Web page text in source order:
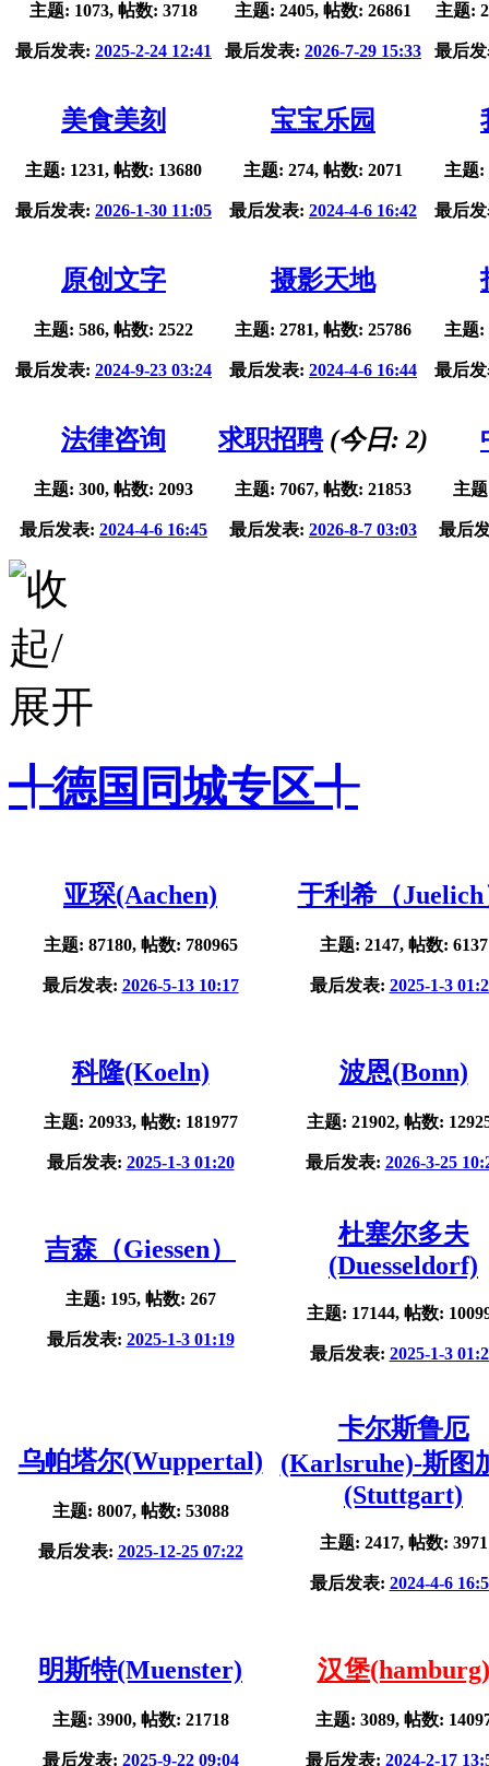
主题: 1073, 帖数: 3718
最后发表: 2025-2-24 12:41
主题: 2405, 帖数: 26861
最后发表: 2026-7-29 15:33
主题:
最后
美食美刻
主题: 1231, 帖数: 13680
最后发表: 2026-1-30 11:05
宝宝乐园
主题: 274, 帖数: 2071
最后发表: 2024-4-6 16:42
主题:
最后
原创文字
主题: 586, 帖数: 2522
最后发表: 2024-9-23 03:24
摄影天地
主题: 2781, 帖数: 25786
最后发表: 2024-4-6 16:44
主题:
最后
法律咨询
主题: 300, 帖数: 2093
最后发表: 2024-4-6 16:45
求职招聘(今日: 2)
主题: 7067, 帖数: 21853
最后发表: 2026-8-7 03:03
主
最后
╃德国同城专区╃
亚琛(Aachen)
主题: 87180, 帖数: 780965
最后发表: 2026-5-13 10:17
于利希（Juelich
主题: 2147, 帖数: 6137
最后发表: 2025-1-3
科隆(Koeln)
主题: 20933, 帖数: 181977
最后发表: 2025-1-3 01:20
波恩(Bonn)
主题: 21902, 帖数:
最后发表: 2026-3-25
吉森（Giessen）
主题: 195, 帖数: 267
最后发表: 2025-1-3 01:19
杜塞尔多夫
(Duesseldorf)
主题: 17144, 帖数:
最后发表: 2025-1-3
乌帕塔尔(Wuppertal)
主题: 8007, 帖数: 53088
最后发表: 2025-12-25 07:22
卡尔斯鲁厄
(Karlsruhe)-斯图
(Stuttgart)
主题: 2417, 帖数: 3971
最后发表: 2024-4-6
明斯特(Muenster)
主题: 3900, 帖数: 21718
最后发表: 2025-9-22 09:04
汉堡(hamburg)
主题: 3089, 帖数:
最后发表: 2024-2-17